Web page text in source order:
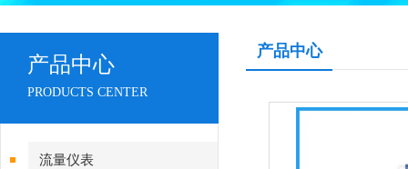
产品中心
PRODUCTS CENTER
流量仪表
产品中心